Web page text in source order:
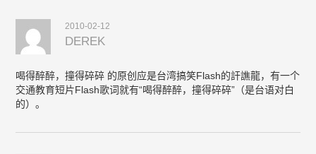
2010-02-12
DEREK
喝得醉醉，撞得碎碎 的原创应是台湾搞笑Flash的訐譙龍，有一个
交通教育短片Flash歌词就有“喝得醉醉，撞得碎碎”（是台语对白
的）。